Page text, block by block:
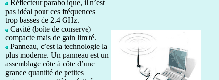
Réflecteur parabolique, il n’est
pas idéal pour ces fréquences
trop basses de 2.4 GHz.
Cavité (boîte de conserve)
compacte mais de gain limité.
Panneau, c’est la technologie la
plus moderne. Un panneau est un
assemblage côte à côte d’une
grande quantité de petites